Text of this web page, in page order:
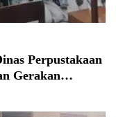
Perpustakaan
Gerakan